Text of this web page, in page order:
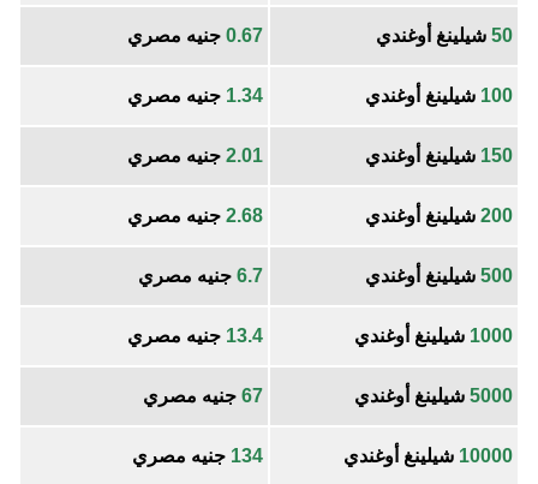
50 شيلينغ أوغندي 0.67 جنيه مصري
100 شيلينغ أوغندي 1.34 جنيه مصري
150 شيلينغ أوغندي 2.01 جنيه مصري
200 شيلينغ أوغندي 2.68 جنيه مصري
500 شيلينغ أوغندي 6.7 جنيه مصري
1000 شيلينغ أوغندي 13.4 جنيه مصري
5000 شيلينغ أوغندي 67 جنيه مصري
10000 شيلينغ أوغندي 134 جنيه مصري